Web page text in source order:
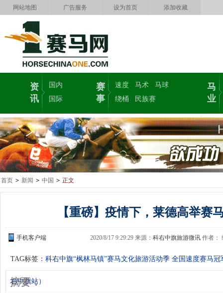
网站地图 广告服务 设为首页 添加收藏
资
讯
国内
国际
赛
事
速度 马术
马球
绕桶
民族赛
马
业
首页 > 新闻 > 中国 > 正文
【重磅】疫情下，莱德高举赛
手机客户端 2020/8/17 9:29:29 来源： 科右中旗旅游微讯 作者：
TAG标签： 科右中旗“枫林马镇”赛马文化旅游活动季 全国速度赛马冠
右中旗站）
摘要：